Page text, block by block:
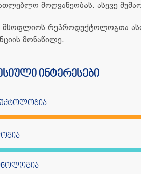
მოღვაწეობას. ასევე
რეპროდუქტოლოგთა
მონაწილე.
ინტერესები